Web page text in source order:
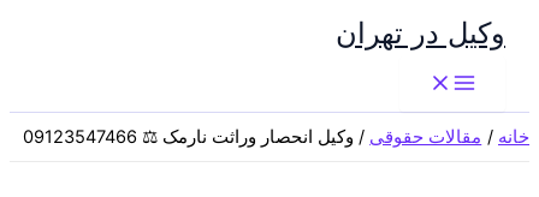
وکیل در تهران
خانه مقالات حقوقی وکیل انحصار وراثت نارمک ⚖️ 09123547466